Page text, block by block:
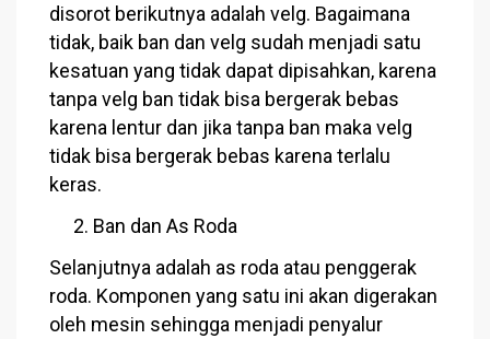
disorot berikutnya adalah velg. Bagaimana
tidak, baik ban dan velg sudah menjadi satu
kesatuan yang tidak dapat dipisahkan, karena
tanpa velg ban tidak bisa bergerak bebas
karena lentur dan jika tanpa ban maka velg
tidak bisa bergerak bebas karena terlalu
keras.
Ban dan As Roda
Selanjutnya adalah as roda atau penggerak
roda. Komponen yang satu ini akan digerakan
oleh mesin sehingga menjadi penyalur